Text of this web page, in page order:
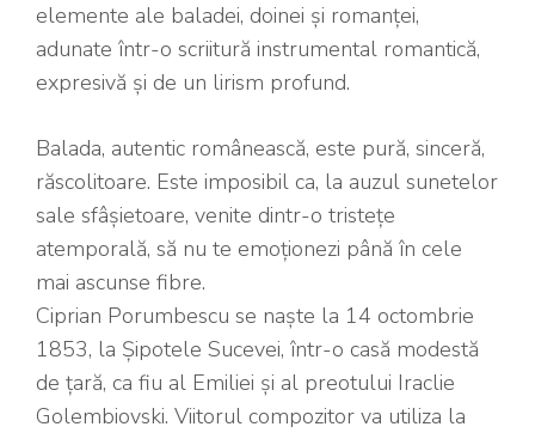
elemente ale baladei, doinei și romanței,
adunate într-o scriitură instrumental romantică,
expresivă și de un lirism profund.
Balada, autentic românească, este pură, sinceră,
răscolitoare. Este imposibil ca, la auzul sunetelor
sale sfâșietoare, venite dintr-o tristețe
atemporală, să nu te emoționezi până în cele
mai ascunse fibre.
Ciprian Porumbescu se naște la 14 octombrie
1853, la Șipotele Sucevei, într-o casă modestă
de țară, ca fiu al Emiliei și al preotului Iraclie
Golembiovski. Viitorul compozitor va utiliza la